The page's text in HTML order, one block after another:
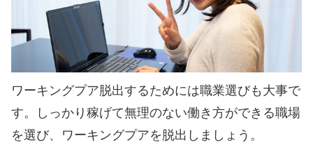
ワーキングプア脱出するためには職業選びも大事で
す。しっかり稼げて無理のない働き方ができる職場
を選び、ワーキングプアを脱出しましょう。